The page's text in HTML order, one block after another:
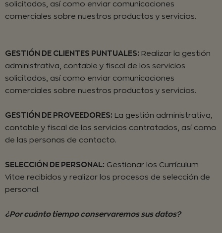
solicitados, así como enviar comunicaciones
comerciales sobre nuestros productos y servicios.
GESTIÓN DE CLIENTES PUNTUALES: Realizar la gestión
administrativa, contable y fiscal de los servicios
solicitados, así como enviar comunicaciones
comerciales sobre nuestros productos y servicios.
GESTIÓN DE PROVEEDORES: La gestión administrativa,
contable y fiscal de los servicios contratados, así como
de las personas de contacto.
SELECCIÓN DE PERSONAL: Gestionar los Currículum
Vitae recibidos y realizar los procesos de selección de
personal.
¿Por cuánto tiempo conservaremos sus datos?